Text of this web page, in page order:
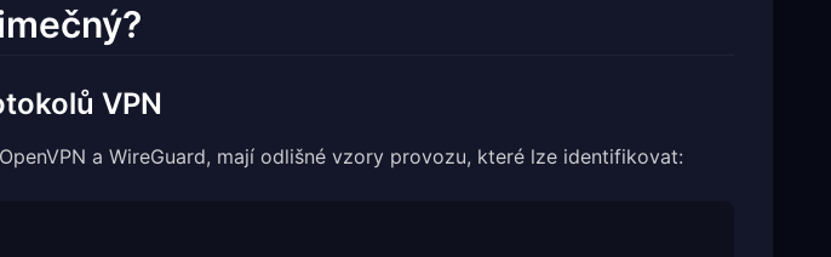
VPN
a WireGuard, mají odlišné vzory provozu, které lze identifikovat: